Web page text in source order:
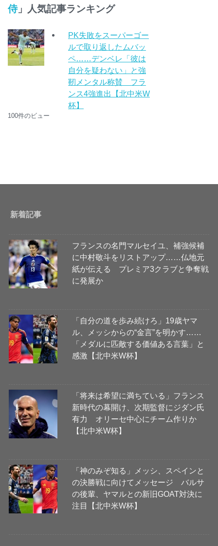
侍」人気記事ランキング
PK失敗をスーパーゴー
ルで取り返したムバッ
ペ……デンベレ「彼は
自分を疑わない」と強
靭メンタル称賛 フラ
ンス4強進出【北中米W
杯】
100件のビュー
新着記事
フランスの名門マルセイユ、補強候補
に中村敬斗をリストアップ……仏地元
紙が伝える プレミア3クラブと争奪戦
に発展か
「自分の道を歩み続けろ」19歳ヤマ
ル、メッシからの“金言”を明かす……
「メダルに匹敵する価値ある言葉」と
感激【北中米W杯】
「将来は希望に満ちている」フランス
新時代の幕開け、次期監督にジダン氏
有力 オリーセ中心にチーム作りか
【北中米W杯】
「神のみぞ知る」メッシ、スペインと
の決勝戦に向けてメッセージ バルサ
の後輩、ヤマルとの新旧GOAT対決に
注目【北中米W杯】